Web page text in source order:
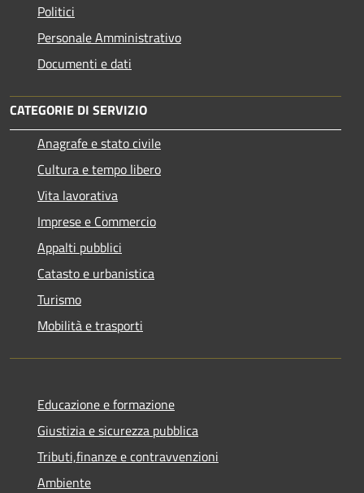
Politici
Personale Amministrativo
Documenti e dati
CATEGORIE DI SERVIZIO
Anagrafe e stato civile
Cultura e tempo libero
Vita lavorativa
Imprese e Commercio
Appalti pubblici
Catasto e urbanistica
Turismo
Mobilità e trasporti
Educazione e formazione
Giustizia e sicurezza pubblica
Tributi,finanze e contravvenzioni
Ambiente